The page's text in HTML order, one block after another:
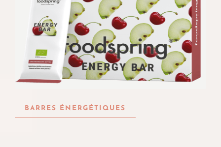
BARRES ÉNERGÉTIQUES